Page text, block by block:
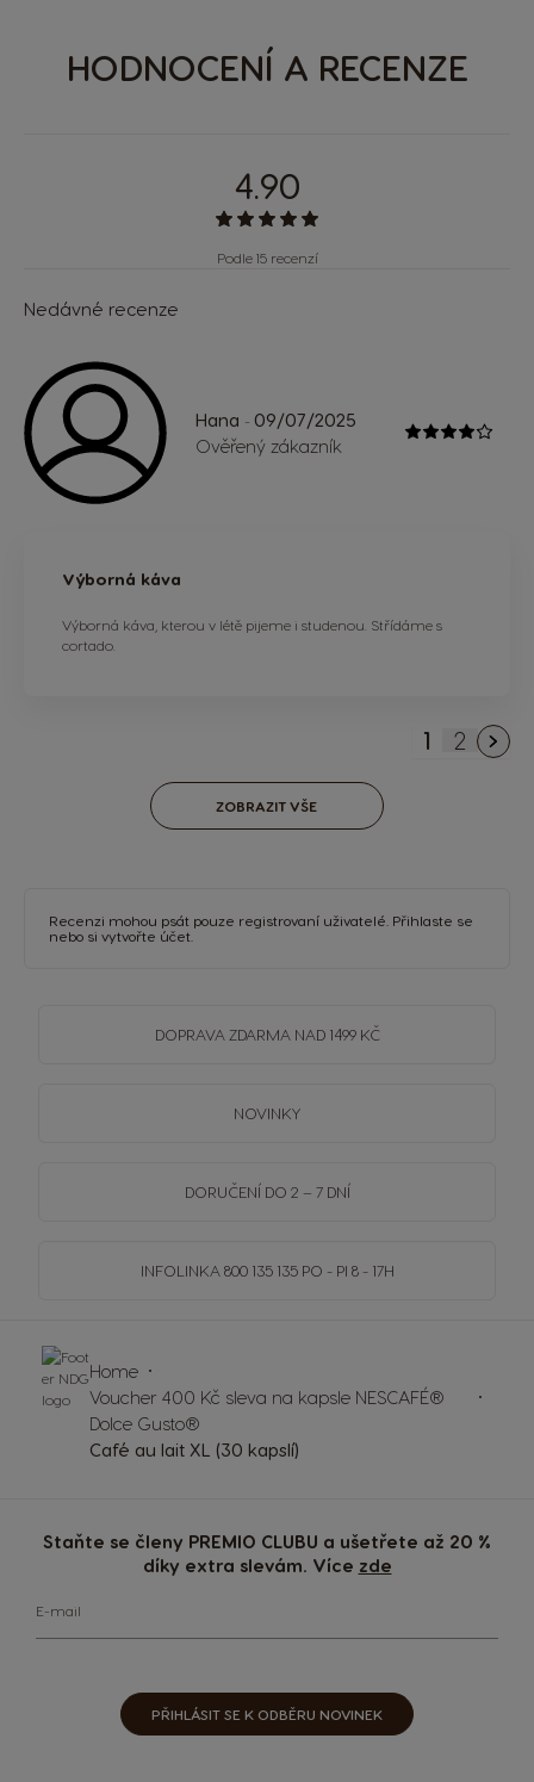
HODNOCENÍ A RECENZE
4.90
Podle 15 recenzí
Nedávné recenze
Hana - 09/07/2025
Ověřený zákazník
Výborná káva
Výborná káva, kterou v létě pijeme i studenou. Střídáme s
cortado.
Právě si
1 Stránka
2
ZOBRAZIT VŠE
Recenzi mohou psát pouze registrovaní uživatelé. Přihlaste se
nebo si vytvořte účet
DOPRAVA ZDARMA NAD 1499 KČ
NOVINKY
DORUČENÍ DO 2 – 7 DNÍ
INFOLINKA 800 135 135 PO - PI 8 - 17H
Staňte se členy PREMIO CLUBU a ušetřete až 20 %
díky extra slevám. Více zde
E-mail
PŘIHLÁSIT SE K ODBĚRU NOVINEK
Home
Voucher 400 Kč sleva na kapsle NESCAFÉ®
Dolce Gusto®
Café au lait XL (30 kapslí)